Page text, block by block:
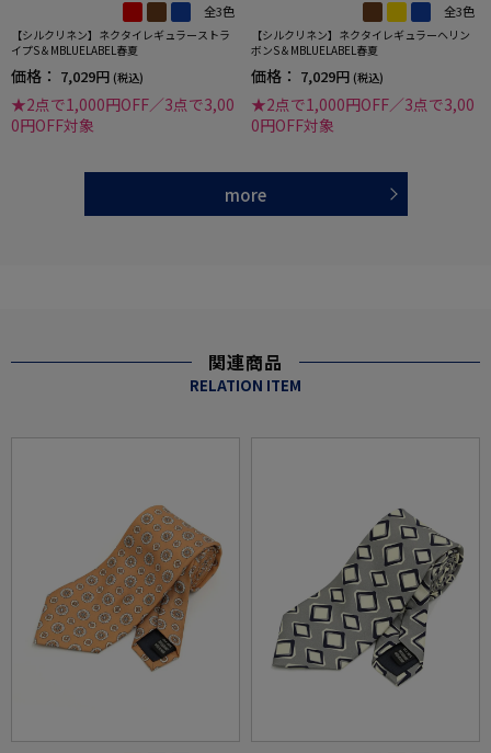
全3色
【シルクリネン】ネクタイレギュラーストラ
イプS＆MBLUELABEL春夏
価格： 7,029円 (税込)
★2点で1,000円OFF／3点で3,00
0円OFF対象
全3色
【シルクリネン】ネクタイレギュラーヘリン
ボンS＆MBLUELABEL春夏
価格： 7,029円 (税込)
★2点で1,000円OFF／3点で3,00
0円OFF対象
more
関連商品
RELATION ITEM